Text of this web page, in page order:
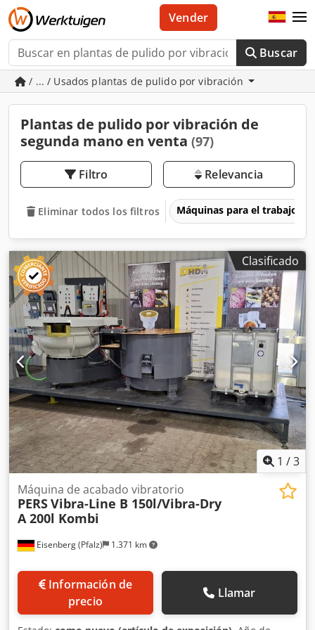
Buscar
Vender
/ ... / Usados plantas de pulido por vibración
Plantas de pulido por vibración de
segunda mano en venta (97)
Filtro Relevancia
Eliminar todos los filtros Máquinas para el trabajo
Clasificado
1 /3
Eisenberg (Pfalz) 1.371 km
Máquina de acabado vibratorio
PERSVibra-Line B 150l/Vibra-Dry
A 200l Kombi
Información de
precio
Llamar